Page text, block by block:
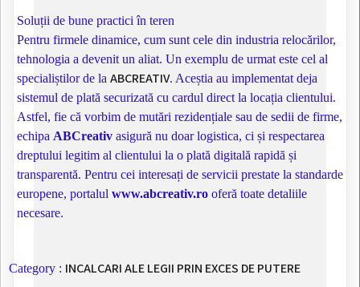
Soluții de bune practici în teren
Pentru firmele dinamice, cum sunt cele din industria relocărilor,
tehnologia a devenit un aliat. Un exemplu de urmat este cel al
specialiștilor de la ABCREATIV. Aceștia au implementat deja
sistemul de plată securizată cu cardul direct la locația clientului.
Astfel, fie că vorbim de mutări rezidențiale sau de sedii de firme,
echipa ABCreativ asigură nu doar logistica, ci și respectarea
dreptului legitim al clientului la o plată digitală rapidă și
transparentă. Pentru cei interesați de servicii prestate la standarde
europene, portalul www.abcreativ.ro oferă toate detaliile
necesare.
Category : INCALCARI ALE LEGII PRIN EXCES DE PUTERE